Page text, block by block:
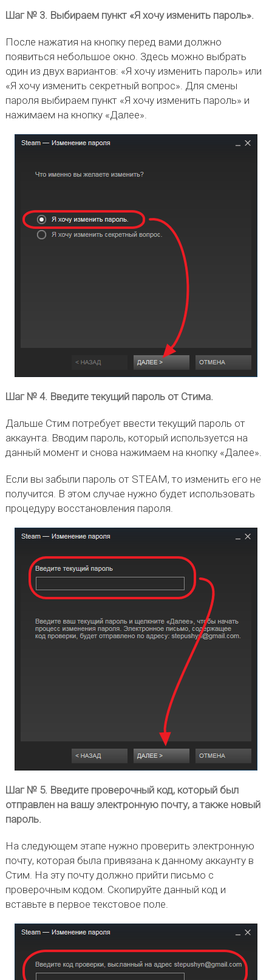
Шаг № 3. Выбираем пункт «Я хочу изменить пароль».
После нажатия на кнопку перед вами должно
появиться небольшое окно. Здесь можно выбрать
один из двух вариантов: «Я хочу изменить пароль» или
«Я хочу изменить секретный вопрос». Для смены
пароля выбираем пункт «Я хочу изменить пароль» и
нажимаем на кнопку «Далее».
Шаг № 4. Введите текущий пароль от Стима.
Дальше Стим потребует ввести текущий пароль от
аккаунта. Вводим пароль, который используется на
данный момент и снова нажимаем на кнопку «Далее».
Если вы забыли пароль от STEAM, то изменить его не
получится. В этом случае нужно будет использовать
процедуру восстановления пароля.
Шаг № 5. Введите проверочный код, который был
отправлен на вашу электронную почту, а также новый
пароль.
На следующем этапе нужно проверить электронную
почту, которая была привязана к данному аккаунту в
Стим. На эту почту должно прийти письмо с
проверочным кодом. Скопируйте данный код и
вставьте в первое текстовое поле.